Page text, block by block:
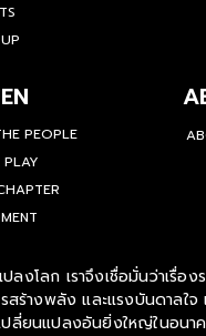
PEOPLE
งโลก เราจึงเชื่อมั่นว่าเรื่อ
รสร้างพลัง และแรงบันดาลใจ
ปลี่ยนแปลงอันยิ่งใหญ่ในอนา